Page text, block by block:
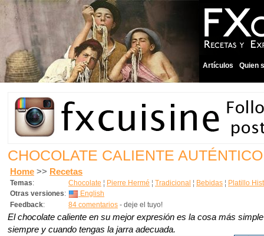
Artículos Quien
CHOCOLATE CALIENTE AUTÉNTICO
Home >> Recetas
Temas: Chocolate ¦ Pierre Hermé ¦ Tradicional ¦ Bebidas ¦ Platillo
Otras versiones:
English
Feedback: 84 comentarios - deje el tuyo!
El chocolate caliente en su mejor expresión es la cosa más
siempre y cuando tengas la jarra adecuada.